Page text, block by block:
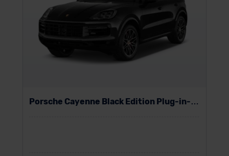
Porsche Cayenne Black Edition Plug-in-